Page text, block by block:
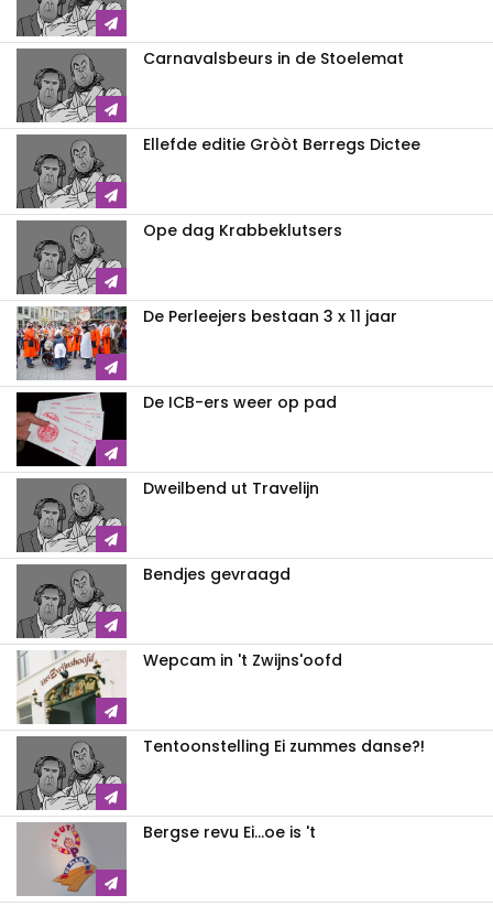
Carnavalsbeurs in de Stoelemat
Ellefde editie Gròòt Berregs Dictee
Ope dag Krabbeklutsers
De Perleejers bestaan 3 x 11 jaar
De ICB-ers weer op pad
Dweilbend ut Travelijn
Bendjes gevraagd
Wepcam in 't Zwijns'oofd
Tentoonstelling Ei zummes danse?!
Bergse revu Ei...oe is 't